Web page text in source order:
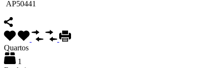
AP50441
Quartos
1